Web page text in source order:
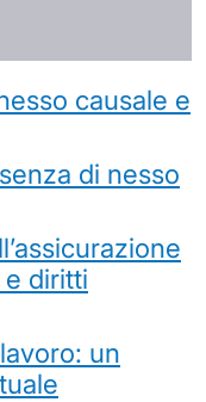
causale e
di nesso
diritti
un